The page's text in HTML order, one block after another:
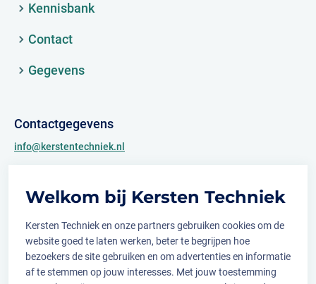
Welkom bij Kersten Techniek
Kersten Techniek en onze partners gebruiken cookies om de
website goed te laten werken, beter te begrijpen hoe
bezoekers de site gebruiken en om advertenties en informatie
af te stemmen op jouw interesses. Met jouw toestemming
Kennisbank
Contact
Gegevens
Contactgegevens
info@kerstentechniek.nl
Archimedesweg 2
Volg ons op